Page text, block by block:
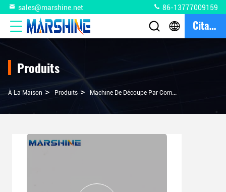
sales@marshine.net 86-13777009159
Citation
Produits
À La Maison > Produits > Machine De Découpe Par Compression De Câbles